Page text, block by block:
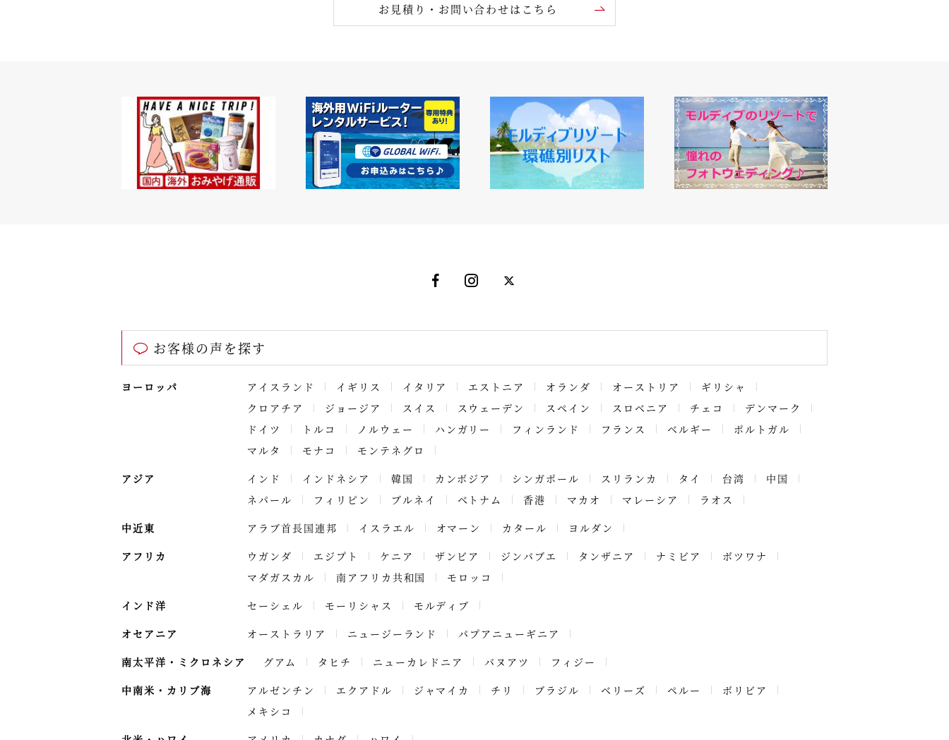
お見積り・お問い合わせはこちら
お客様の声を探す
ヨーロッパ アイスランド イギリス イタリア エストニア オランダ オーストリア
ギリシャ
クロアチア
ジョージア スイス スウェーデン スペイン スロベニア チェコ
デンマーク
ドイツ
トルコ ノルウェー ハンガリー フィンランド フランス ベルギー
ポルトガル
マルタ
モナコ
モンテネグロ
アジア
インド インドネシア 韓国 カンボジア シンガポール スリランカ タイ 台湾
中国
ネパール
フィリピン ブルネイ ベトナム 香港 マカオ マレーシア
ラオス
中近東
アラブ首長国連邦 イスラエル オマーン カタール
ヨルダン
アフリカ
ウガンダ エジプト ケニア ザンビア ジンバブエ タンザニア ナミビア
ボツワナ
マダガスカル
南アフリカ共和国
モロッコ
インド洋
セーシェル モーリシャス
モルディブ
オセアニア
オーストラリア ニュージーランド
パプアニューギニア
南太平洋・ミクロネシア
グアム タヒチ ニューカレドニア バヌアツ
フィジー
中南米・カリブ海
アルゼンチン エクアドル ジャマイカ チリ ブラジル ベリーズ ペルー
ボリビア
メキシコ